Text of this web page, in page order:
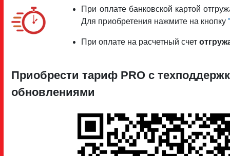
При оплате банковской картой
Для приобретения нажмите на кнопку
При оплате на расчетный счет
Приобрести тариф PRO c
обновлениями